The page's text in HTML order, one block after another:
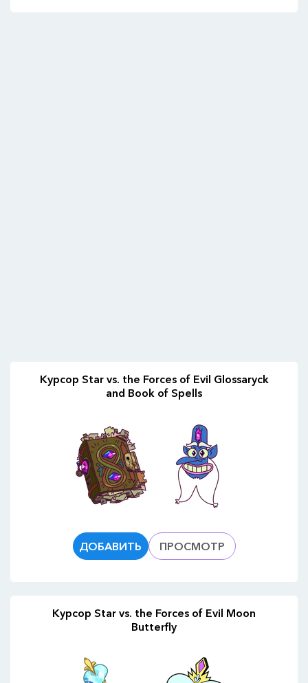
Курсор Star vs. the Forces of Evil Glossaryck
and Book of Spells
ДОБАВИТЬ ПРОСМОТР
Курсор Star vs. the Forces of Evil Moon
Butterfly